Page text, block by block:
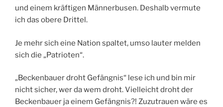
und einem kräftigen Männerbusen. Deshalb vermute
ich das obere Drittel.
Je mehr sich eine Nation spaltet, umso lauter melden
sich die „Patrioten“.
„Beckenbauer droht Gefängnis“ lese ich und bin mir
nicht sicher, wer da wem droht. Vielleicht droht der
Beckenbauer ja einem Gefängnis?! Zuzutrauen wäre es